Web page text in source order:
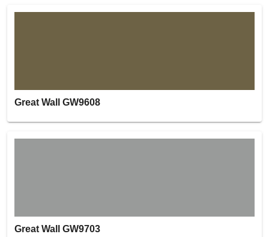
Great Wall GW9608
Great Wall GW9703